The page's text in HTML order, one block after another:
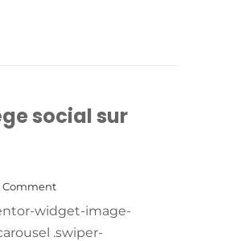
social sur
Comment
widget-image-
.swiper-